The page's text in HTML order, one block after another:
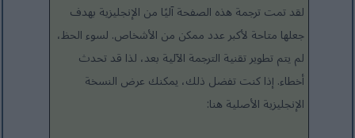
لقد تمت ترجمة هذه الصفحة آليًا من الإنجليزية بهدف
جعلها متاحة لأكبر عدد ممكن من الأشخاص. لسوء الحظ،
لم يتم تطوير تقنية الترجمة الآلية بعد، لذا قد تحدث
أخطاء. إذا كنت تفضل ذلك، يمكنك عرض النسخة
الإنجليزية الأصلية هنا: